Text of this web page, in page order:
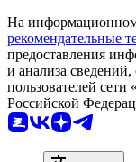
На информационном
рекомендательные
предоставления
и анализа
пользователей
Российской